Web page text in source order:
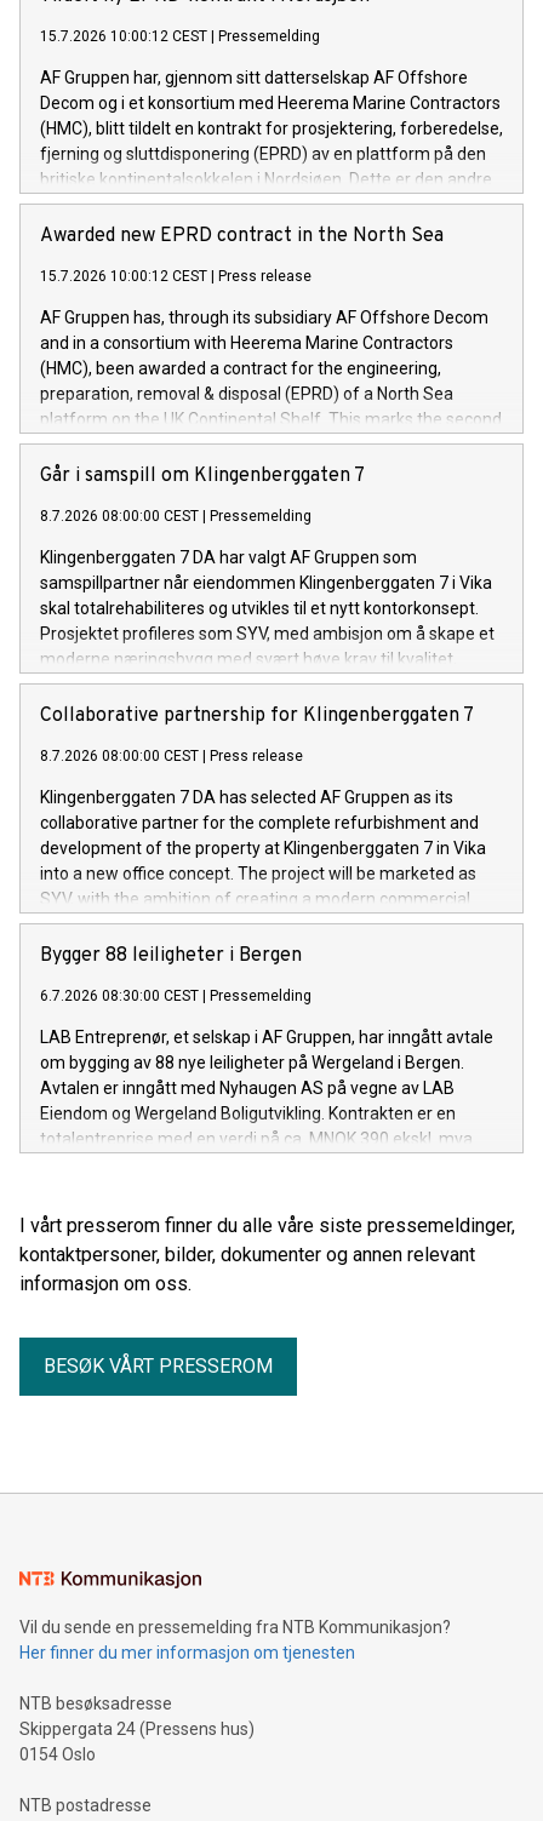
15.7.2026 10:00:12 CEST Pressemelding
AF Gruppen har, gjennom sitt datterselskap AF Offshore
Decom og i et konsortium med Heerema Marine Contractors
(HMC), blitt tildelt en kontrakt for prosjektering, forberedelse,
fjerning og sluttdisponering (EPRD) av en plattform på den
britiske kontinentalsokkelen i Nordsjøen. Dette er den andre
kontrakten konsortiet har blitt tildelt innen kort tid.
Awarded new EPRD contract in the North Sea
15.7.2026 10:00:12 CEST Press release
AF Gruppen has, through its subsidiary AF Offshore Decom
and in a consortium with Heerema Marine Contractors
(HMC), been awarded a contract for the engineering,
preparation, removal & disposal (EPRD) of a North Sea
platform on the UK Continental Shelf. This marks the second
contract awarded to the consortium within a short
timeframe.
Går i samspill om Klingenberggaten 7
8.7.2026 08:00:00 CEST Pressemelding
Klingenberggaten 7 DA har valgt AF Gruppen som
samspillpartner når eiendommen Klingenberggaten 7 i Vika
skal totalrehabiliteres og utvikles til et nytt kontorkonsept.
Prosjektet profileres som SYV, med ambisjon om å skape et
moderne næringsbygg med svært høye krav til kvalitet,
fleksibilitet og bærekraft.
Collaborative partnership for Klingenberggaten 7
8.7.2026 08:00:00 CEST Press release
Klingenberggaten 7 DA has selected AF Gruppen as its
collaborative partner for the complete refurbishment and
development of the property at Klingenberggaten 7 in Vika
into a new office concept. The project will be marketed as
SYV, with the ambition of creating a modern commercial
building with exceptionally high standards for quality,
flexibility and sustainability.
Bygger 88 leiligheter i Bergen
6.7.2026 08:30:00 CEST Pressemelding
LAB Entreprenør, et selskap i AF Gruppen, har inngått avtale
om bygging av 88 nye leiligheter på Wergeland i Bergen.
Avtalen er inngått med Nyhaugen AS på vegne av LAB
Eiendom og Wergeland Boligutvikling. Kontrakten er en
totalentreprise med en verdi på ca. MNOK 390 ekskl. mva.
I vårt presserom finner du alle våre siste pressemeldinger,
kontaktpersoner, bilder, dokumenter og annen relevant
informasjon om oss.
BESØK VÅRT PRESSEROM
Vil du sende en pressemelding fra NTB Kommunikasjon?
Her finner du mer informasjon om tjenesten
NTB besøksadresse
Skippergata 24 (Pressens hus)
0154 Oslo
NTB postadresse